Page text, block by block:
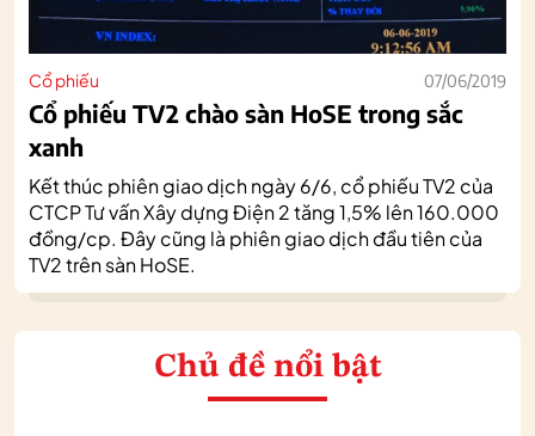
Cổ phiếu 07/06/2019
Cổ phiếu TV2 chào sàn HoSE trong sắc
xanh
Kết thúc phiên giao dịch ngày 6/6, cổ phiếu TV2 của
CTCP Tư vấn Xây dựng Điện 2 tăng 1,5% lên 160.000
đồng/cp. Đây cũng là phiên giao dịch đầu tiên của
TV2 trên sàn HoSE.
Chủ đề nổi bật